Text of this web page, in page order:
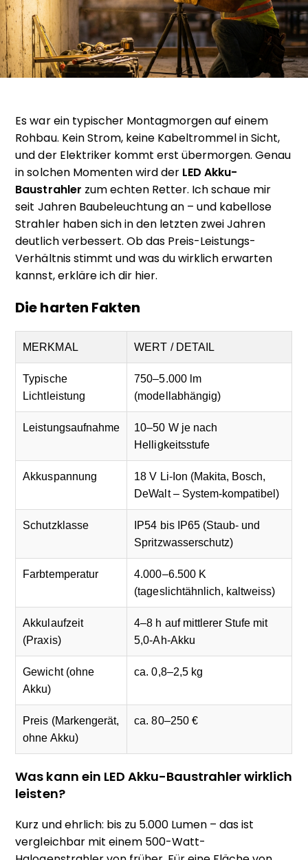
Es war ein typischer Montagmorgen auf einem
Rohbau. Kein Strom, keine Kabeltrommel in Sicht,
und der Elektriker kommt erst übermorgen. Genau
in solchen Momenten wird der LED Akku-
Baustrahler zum echten Retter. Ich schaue mir
seit Jahren Baubeleuchtung an – und kabellose
Strahler haben sich in den letzten zwei Jahren
deutlich verbessert. Ob das Preis-Leistungs-
Verhältnis stimmt und was du wirklich erwarten
kannst, erkläre ich dir hier.
Die harten Fakten
MERKMAL WERT / DETAIL
Typische
Lichtleistung
750–5.000 lm
(modellabhängig)
Leistungsaufnahme
10–50 W je nach
Helligkeitsstufe
Akkuspannung
18 V Li-Ion (Makita, Bosch,
DeWalt – System-kompatibel)
Schutzklasse
IP54 bis IP65 (Staub- und
Spritzwasserschutz)
Farbtemperatur
4.000–6.500 K
(tageslichtähnlich, kaltweiss)
Akkulaufzeit
(Praxis)
4–8 h auf mittlerer Stufe mit
5,0-Ah-Akku
Gewicht (ohne
Akku)
ca. 0,8–2,5 kg
Preis (Markengerät,
ohne Akku)
ca. 80–250 €
Was kann ein LED Akku-Baustrahler wirklich
leisten?
Kurz und ehrlich: bis zu 5.000 Lumen – das ist
vergleichbar mit einem 500-Watt-